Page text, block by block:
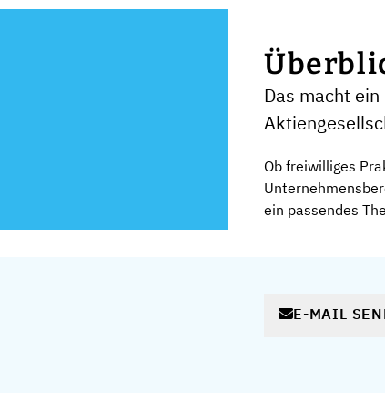
Das macht
Ob freiwilliges
ein passendes
E-MAIL